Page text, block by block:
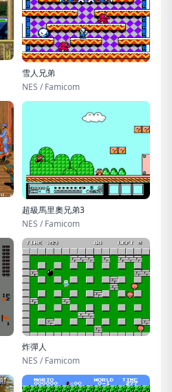
雪人兄弟
NES / Famicom
超級馬里奧兄弟3
NES / Famicom
炸彈人
NES / Famicom